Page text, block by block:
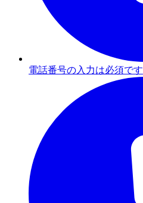
電話番号の入力は必須です